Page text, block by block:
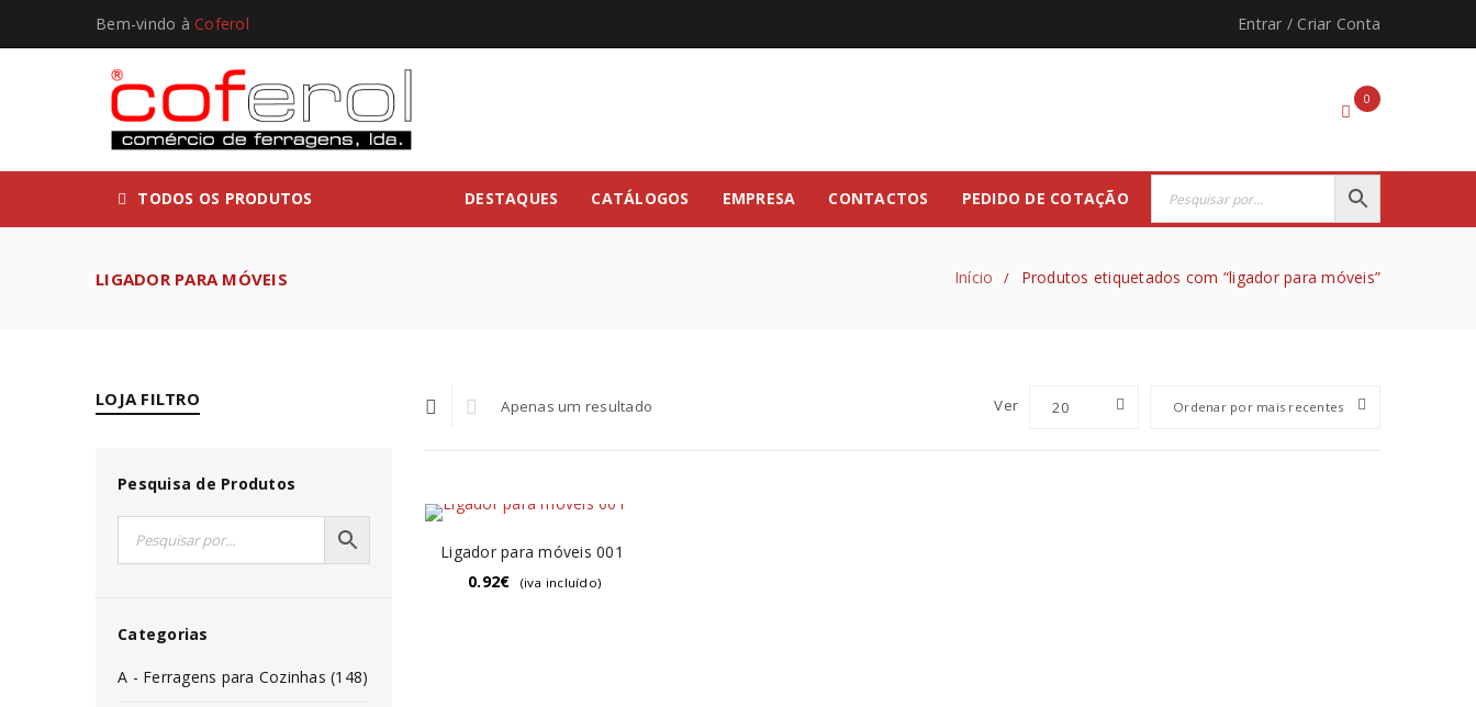
Bem-vindo à Coferol Entrar / Criar Conta
0
TODOS OS PRODUTOS DESTAQUES CATÁLOGOS EMPRESA CONTACTOS PEDIDO DE COTAÇÃO
LIGADOR PARA MÓVEIS Início / Produtos etiquetados com “ligador para móveis”
LOJA FILTRO
Pesquisa de Produtos
Categorias
A - Ferragens para Cozinhas (148)
Apenas um resultado Ordenar por mais recentes
Ver 20
Ligador para móveis 001
0.92€ (iva incluído)